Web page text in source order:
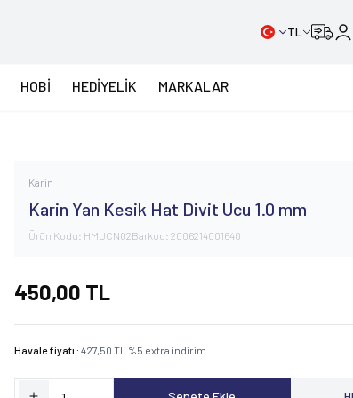
TL
HOBİ HEDİYELİK MARKALAR
Karin
Karin Yan Kesik Hat Divit Ucu 1.0 mm
Ürün Kodu: HMUCN02Barkod:2006214001640
450,00 TL
Havale fiyatı :427,50 TL %5 extra indirim